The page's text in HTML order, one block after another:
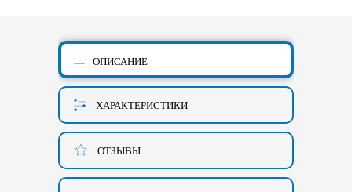
ОПИСАНИЕ
ХАРАКТЕРИСТИКИ
ОТЗЫВЫ